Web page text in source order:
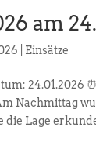
am
Einsätze
24.01.2026
Nachmittag
Lage